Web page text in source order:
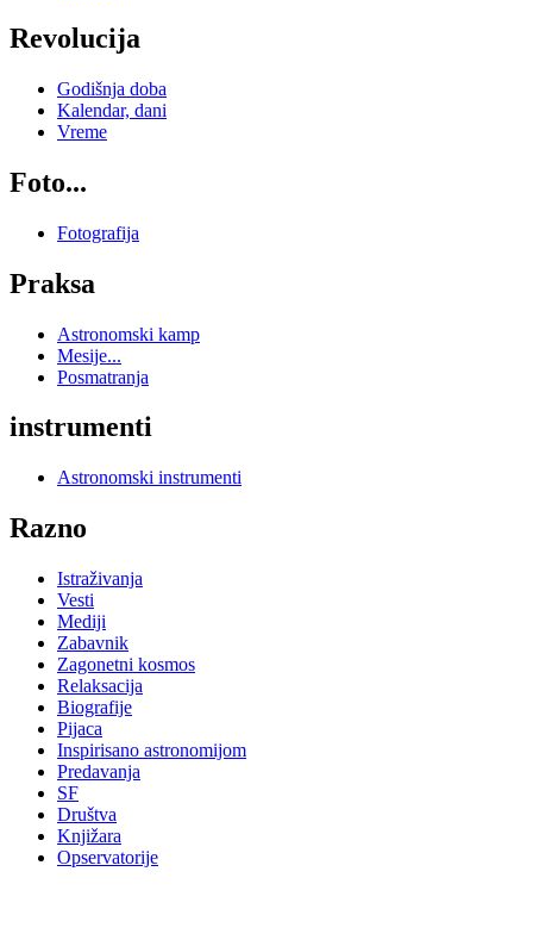
Revolucija
Godišnja doba
Kalendar, dani
Vreme
Foto...
Fotografija
Praksa
Astronomski kamp
Mesije...
Posmatranja
instrumenti
Astronomski instrumenti
Razno
Istraživanja
Vesti
Mediji
Zabavnik
Zagonetni kosmos
Relaksacija
Biografije
Pijaca
Inspirisano astronomijom
Predavanja
SF
Društva
Knjižara
Opservatorije